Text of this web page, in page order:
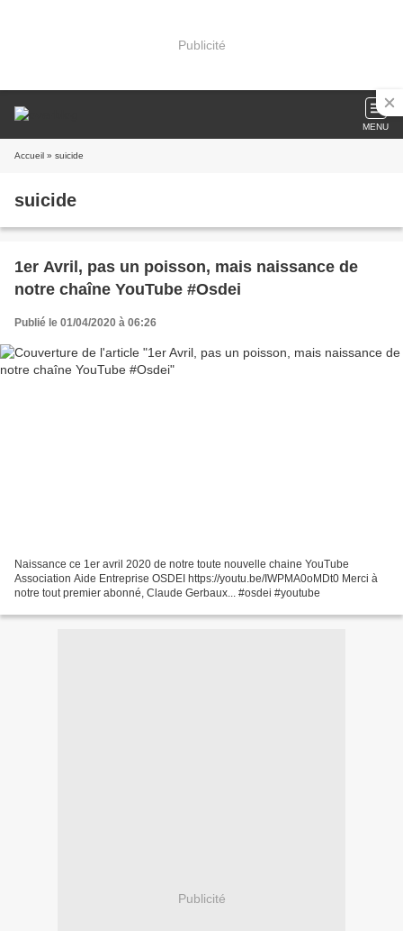
Publicité
MENU
Accueil » suicide
suicide
1er Avril, pas un poisson, mais naissance de
notre chaîne YouTube #Osdei
Publié le 01/04/2020 à 06:26
Naissance ce 1er avril 2020 de notre toute nouvelle chaine YouTube
Association Aide Entreprise OSDEI https://youtu.be/IWPMA0oMDt0 Merci à
notre tout premier abonné, Claude Gerbaux... #osdei #youtube
Publicité